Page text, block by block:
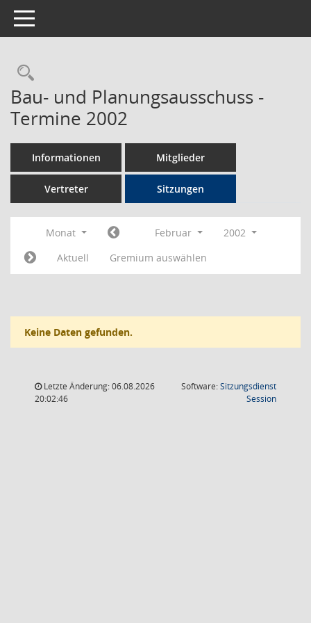
Toggle navigation
Rechercheauswahl
Bau- und Planungsausschuss -
Termine 2002
Informationen Mitglieder
Vertreter Sitzungen
Monat Februar
2002
Aktuell
Gremium auswählen
Keine Daten gefunden.
Letzte Änderung: 06.08.2026
20:02:46
Software:Sitzungsdienst
Session(Wird in